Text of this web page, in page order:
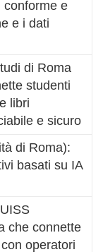
conforme e
e i dati
di Roma
studenti
libri
e sicuro
di Roma):
basati su IA
che connette
operatori